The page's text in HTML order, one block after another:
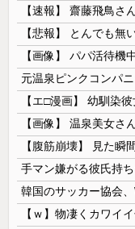
【悲報】 とんでも無
元温泉ピンクコンパ
【腹筋崩壊】 見た瞬
【ｗ】物凄くカワイ